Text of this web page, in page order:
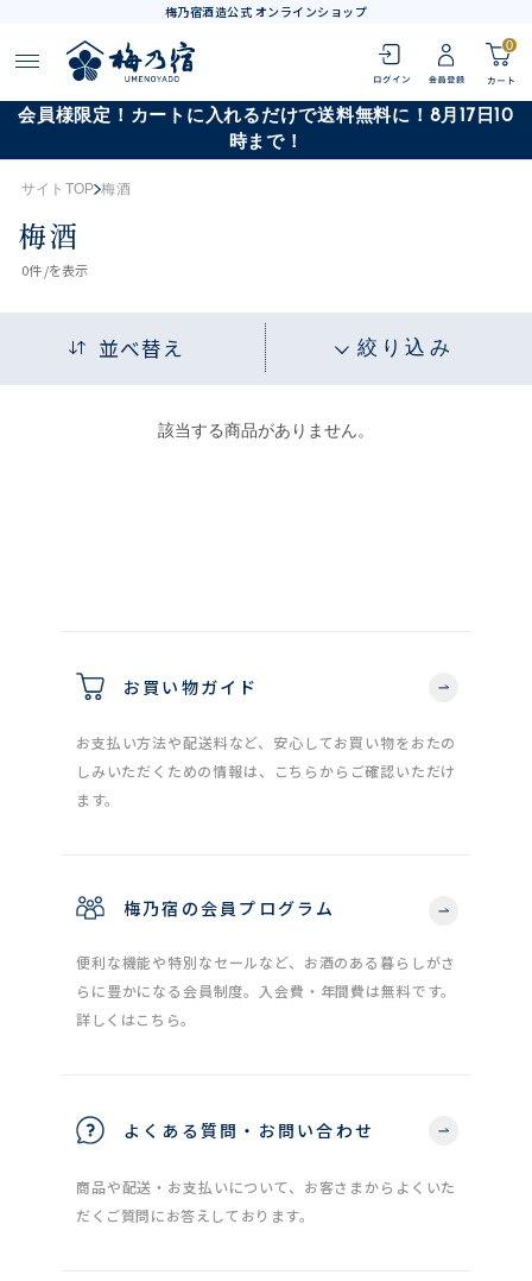
梅乃宿酒造公式 オンラインショップ
0
会員様限定！カートに入れるだけで送料無料に！8月17日10
時まで！
サイトTOP 梅酒
梅酒
0件 /を表示
並べ替え 絞り込み
該当する商品がありません。
お買い物ガイド
お支払い方法や配送料など、安心してお買い物をおたの
しみいただくための情報は、こちらからご確認いただけ
ます。
梅乃宿の会員プログラム
便利な機能や特別なセールなど、お酒のある暮らしがさ
らに豊かになる会員制度。入会費・年間費は無料です。
詳しくはこちら。
よくある質問・お問い合わせ
商品や配送・お支払いについて、お客さまからよくいた
だくご質問にお答えしております。